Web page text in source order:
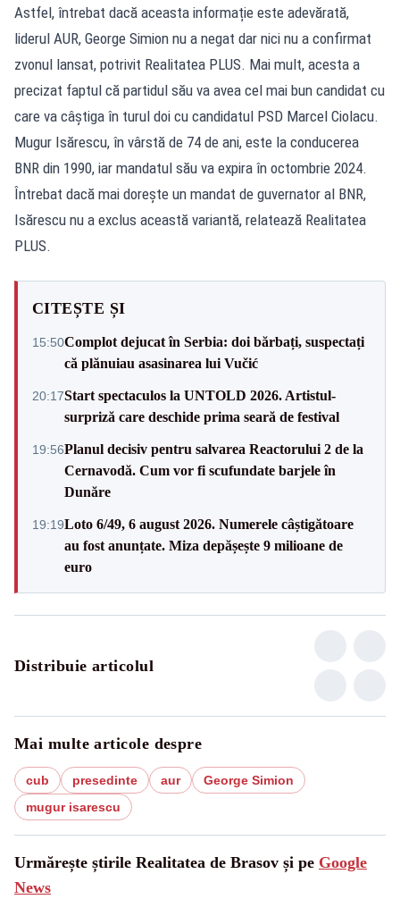
Astfel, întrebat dacă aceasta informație este adevărată,
liderul AUR, George Simion nu a negat dar nici nu a confirmat
zvonul lansat, potrivit Realitatea PLUS. Mai mult, acesta a
precizat faptul că partidul său va avea cel mai bun candidat cu
care va câștiga în turul doi cu candidatul PSD Marcel Ciolacu.
Mugur Isărescu, în vârstă de 74 de ani, este la conducerea
BNR din 1990, iar mandatul său va expira în octombrie 2024.
Întrebat dacă mai doreşte un mandat de guvernator al BNR,
Isărescu nu a exclus această variantă, relatează Realitatea
PLUS.
CITEȘTE ȘI
15:50Complot dejucat în Serbia: doi bărbați, suspectați
că plănuiau asasinarea lui Vučić
20:17Start spectaculos la UNTOLD 2026. Artistul-
surpriză care deschide prima seară de festival
19:56Planul decisiv pentru salvarea Reactorului 2 de la
Cernavodă. Cum vor fi scufundate barjele în
Dunăre
19:19Loto 6/49, 6 august 2026. Numerele câștigătoare
au fost anunțate. Miza depășește 9 milioane de
euro
Distribuie articolul
Mai multe articole despre
cub presedinte aur
George Simion
mugur isarescu
Urmărește știrile Realitatea de Brasov și pe Google
News